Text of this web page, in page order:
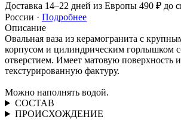
Доставка 14–22 дней из Европы 490 ₽ до
России · Подробнее
Описание
Овальная ваза из керамогранита с
корпусом и цилиндрическим горлышком
отверстием. Имеет матовую поверхность и
текстурированную фактуру.
Можно наполнять водой.
СОСТАВ
ПРОИСХОЖДЕНИЕ